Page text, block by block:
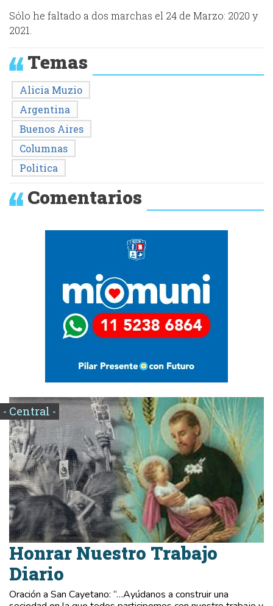
Sólo he faltado a dos marchas el 24 de Marzo: 2020 y
2021.
Temas
Alicia Muzio
Argentina
Buenos Aires
Columnas
Politica
Comentarios
- Central -
Honrar Nuestro Trabajo
Diario
Oración a San Cayetano: “…Ayúdanos a construir una